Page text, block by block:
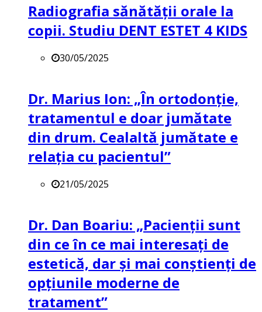
Radiografia sănătății orale la
copii. Studiu DENT ESTET 4 KIDS
30/05/2025
Dr. Marius Ion: „În ortodonție,
tratamentul e doar jumătate
din drum. Cealaltă jumătate e
relația cu pacientul”
21/05/2025
Dr. Dan Boariu: „Pacienții sunt
din ce în ce mai interesați de
estetică, dar și mai conștienți de
opțiunile moderne de
tratament”